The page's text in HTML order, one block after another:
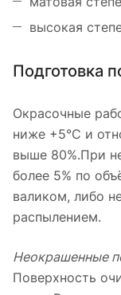
высокая
Подготовка
Окрасочные
ниже +5°С и
выше 80%.При
более 5% по
валиком, либо
распылением.
Неокрашенные
Поверхность